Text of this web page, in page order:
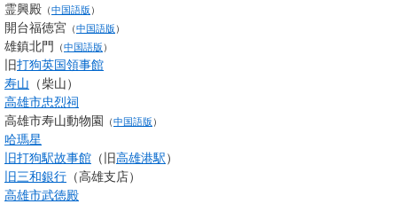
霊興殿 （中国語版 ）
開台福徳宮 （中国語版 ）
雄鎮北門 （中国語版 ）
旧打狗英国領事館
寿山 （柴山）
高雄市忠烈祠
高雄市寿山動物園
（中国語版 ）
哈瑪星
旧打狗駅故事館 （旧高雄港駅）
旧三和銀行 （高雄支店）
高雄市武徳殿